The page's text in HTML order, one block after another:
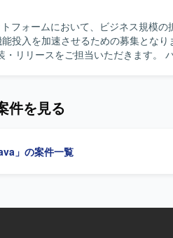
入を加速させるための募集となりま
グを実施していただきます。 クラウ
ピード感を持って吸収できる方を歓
化に柔軟に対応していける方を歓
件を見る
」の案件一覧